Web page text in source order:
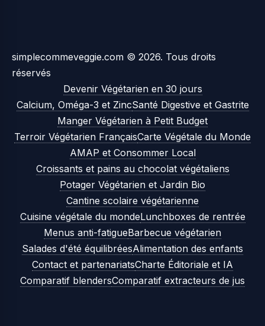
simplecommeveggie.com © 2026. Tous droits
réservés
Devenir Végétarien en 30 jours
Calcium, Oméga-3 et ZincSanté Digestive et Gastrite
Manger Végétarien à Petit Budget
Terroir Végétarien FrançaisCarte Végétale du Monde
AMAP et Consommer Local
Croissants et pains au chocolat végétaliens
Potager Végétarien et Jardin Bio
Cantine scolaire végétarienne
Cuisine végétale du mondeLunchboxes de rentrée
Menus anti-fatigueBarbecue végétarien
Salades d'été équilibréesAlimentation des enfants
Contact et partenariatsCharte Éditoriale et IA
Comparatif blendersComparatif extracteurs de jus